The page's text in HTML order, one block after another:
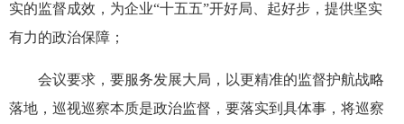
实的监督成效，为企业“十五五”开好局、起好步，提供坚实
有力的政治保障；
会议要求，要服务发展大局，以更精准的监督护航战略
落地，巡视巡察本质是政治监督，要落实到具体事，将巡察